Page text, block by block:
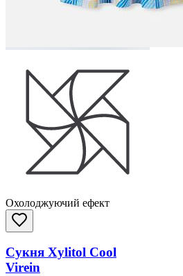
Охолоджуючий ефект
Сукня Xylitol Cool
Virein